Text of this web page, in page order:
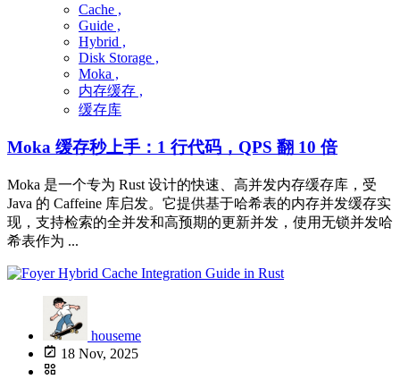
Cache ,
Guide ,
Hybrid ,
Disk Storage ,
Moka ,
内存缓存 ,
缓存库
Moka 缓存秒上手：1 行代码，QPS 翻 10 倍
Moka 是一个专为 Rust 设计的快速、高并发内存缓存库，受
Java 的 Caffeine 库启发。它提供基于哈希表的内存并发缓存实
现，支持检索的全并发和高预期的更新并发，使用无锁并发哈
希表作为 ...
houseme
18 Nov, 2025